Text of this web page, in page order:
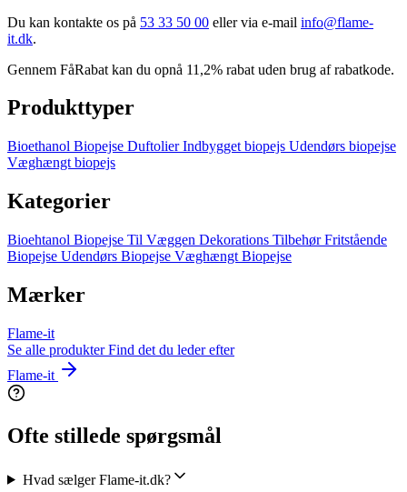
Du kan kontakte os på 53 33 50 00 eller via e-mail info@flame-
it.dk.
Gennem FåRabat kan du opnå 11,2% rabat uden brug af rabatkode.
Produkttyper
Bioethanol Biopejse DuftolierIndbygget biopejs Udendørs biopejse
Væghængt biopejs
Kategorier
Bioehtanol Biopejse Til Væggen Dekorations TilbehørFritstående
Biopejse Udendørs Biopejse Væghængt Biopejse
Mærker
Flame-it
Se alle produkterFind det du leder efter
Flame-it
Ofte stillede spørgsmål
Hvad sælger Flame-it.dk?